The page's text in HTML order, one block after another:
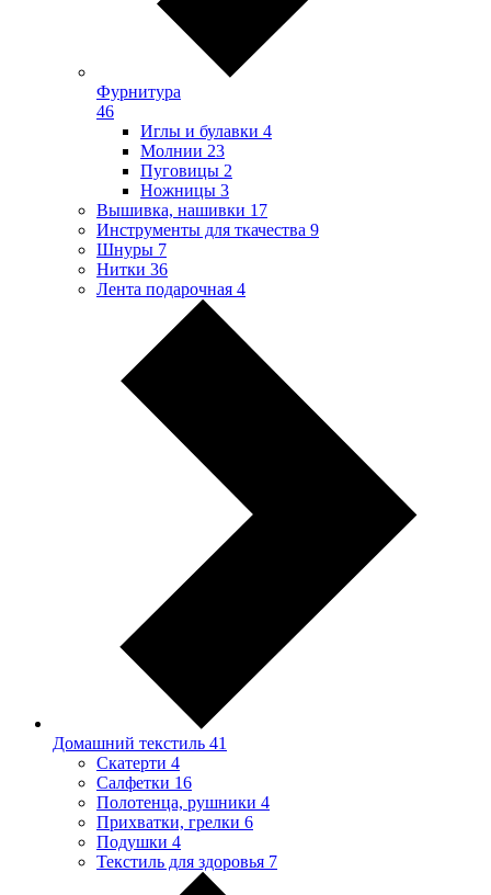
Фурнитура
46
Иглы и булавки 4
Молнии 23
Пуговицы 2
Ножницы 3
Вышивка, нашивки 17
Инструменты для ткачества 9
Шнуры 7
Нитки 36
Лента подарочная 4
Домашний текстиль 41
Скатерти 4
Салфетки 16
Полотенца, рушники 4
Прихватки, грелки 6
Подушки 4
Текстиль для здоровья 7